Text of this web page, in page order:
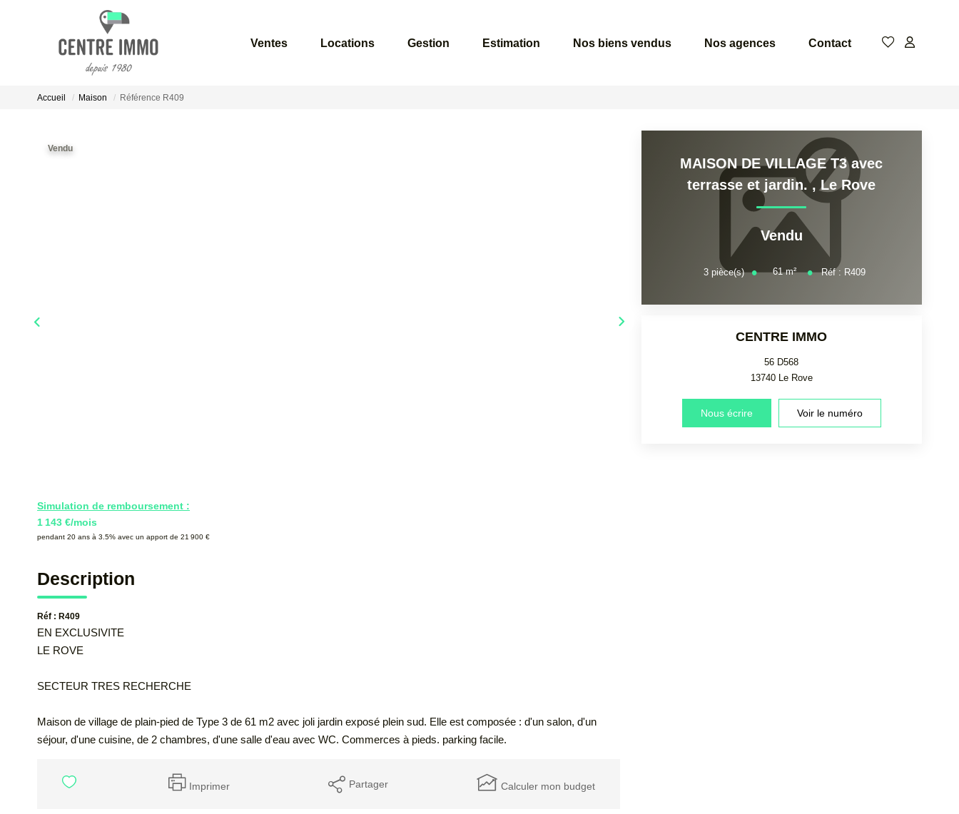
Ventes Locations Gestion Estimation Nos biens vendus Nos agences Contact
Accueil Maison Référence R409
Vendu
Simulation de remboursement :
1 143 €/mois
pendant 20 ans à 3.5% avec un apport de 21 900 €
Description
Réf : R409
EN EXCLUSIVITE
LE ROVE
SECTEUR TRES RECHERCHE
Maison de village de plain-pied de Type 3 de 61 m2 avec joli jardin exposé plein sud. Elle est composée : d'un salon, d'un
séjour, d'une cuisine, de 2 chambres, d'une salle d'eau avec WC. Commerces à pieds. parking facile.
Imprimer Partager Calculer mon budget
MAISON DE VILLAGE T3 avec
terrasse et jardin.,Le Rove
Vendu
3 pièce(s) 61m² Réf : R409
CENTRE IMMO
56 D568
13740 Le Rove
Nous écrire Voir le numéro